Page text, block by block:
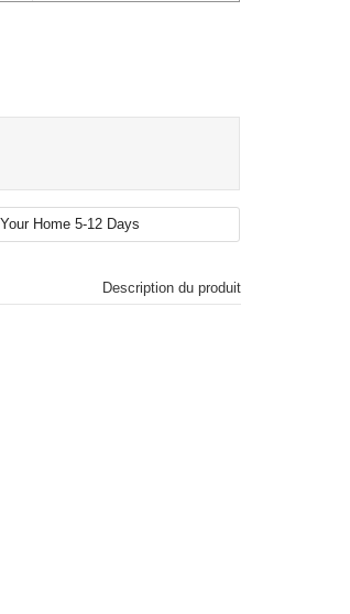
Description du produit